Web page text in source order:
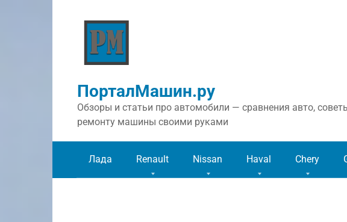
ПорталМашин.ру
Обзоры и статьи про автомобили — сравнения авто,
ремонту машины своими руками
Лада Renault Nissan Haval Chery